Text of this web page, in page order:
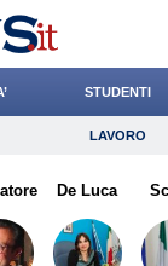
STUDENTI
Lavoro
Risparmio
LAVORO
De Luca